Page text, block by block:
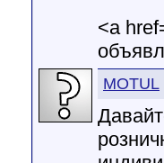
<a
MOTUL